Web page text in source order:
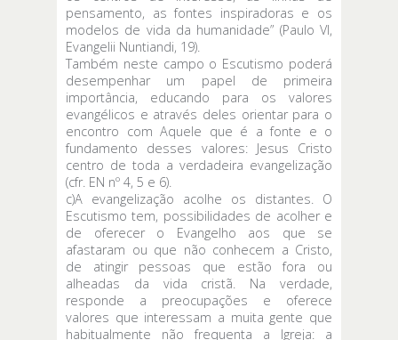
pensamento, as fontes inspiradoras e os
modelos de vida da humanidade” (Paulo VI,
Evangelii Nuntiandi, 19).
Também neste campo o Escutismo poderá
desempenhar um papel de primeira
importância, educando para os valores
evangélicos e através deles orientar para o
encontro com Aquele que é a fonte e o
fundamento desses valores: Jesus Cristo
centro de toda a verdadeira evangelização
(cfr. EN nº 4, 5 e 6).
c)A evangelização acolhe os distantes. O
Escutismo tem, possibilidades de acolher e
de oferecer o Evangelho aos que se
afastaram ou que não conhecem a Cristo,
de atingir pessoas que estão fora ou
alheadas da vida cristã. Na verdade,
responde a preocupações e oferece
valores que interessam a muita gente que
habitualmente não frequenta a Igreja: a